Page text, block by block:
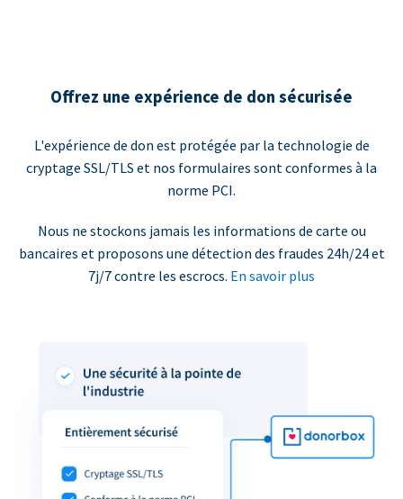
Offrez une expérience de don sécurisée
L'expérience de don est protégée par la technologie de
cryptage SSL/TLS et nos formulaires sont conformes à la
norme PCI.
Nous ne stockons jamais les informations de carte ou
bancaires et proposons une détection des fraudes 24h/24 et
7j/7 contre les escrocs. En savoir plus